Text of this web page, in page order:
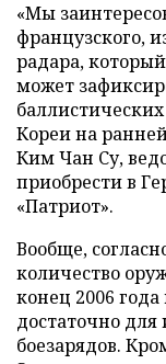
«Мы
французского,
радара,
может
Кореи на
Ким Чан Су,
приобрести в
«Патриот».
Вообще,
количество
конец 2006 года
достаточно для
боезарядов.